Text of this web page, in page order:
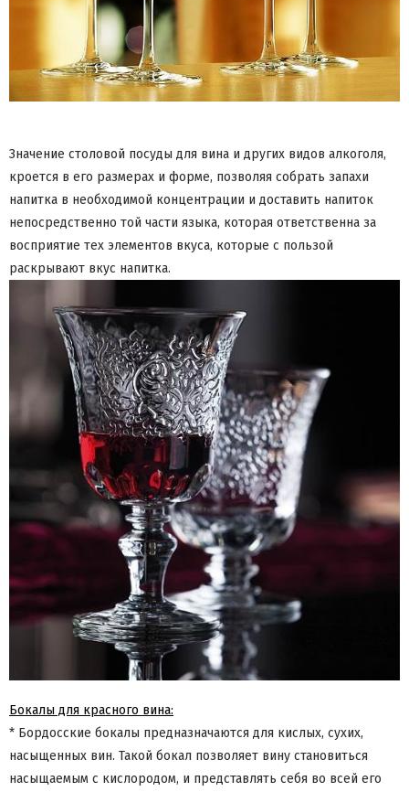
Значение столовой посуды для вина и других видов алкоголя,
кроется в его размерах и форме, позволяя собрать запахи
напитка в необходимой концентрации и доставить напиток
непосредственно той части языка, которая ответственна за
восприятие тех элементов вкуса, которые с пользой
раскрывают вкус напитка.
Бокалы для красного вина:
* Бордосские бокалы предназначаются для кислых, сухих,
насыщенных вин. Такой бокал позволяет вину становиться
насыщаемым с кислородом, и представлять себя во всей его